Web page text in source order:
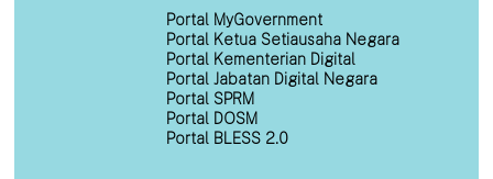
Portal MyGovernment
Portal Ketua Setiausaha Negara
Portal Kementerian Digital
Portal Jabatan Digital Negara
Portal SPRM
Portal DOSM
Portal BLESS 2.0